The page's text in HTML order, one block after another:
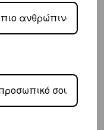
από 1-3 εργάσιμες
σε όλη την